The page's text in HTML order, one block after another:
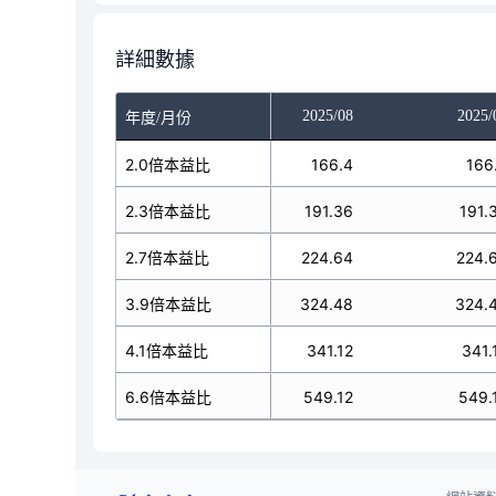
詳細數據
年度/月份
2025/07 2025/08 2025/
2.0倍本益比
2.3倍本益比
2.7倍本益比
3.9倍本益比
4.1倍本益比
6.6倍本益比
166.4 166.4
191.36 191.36
224.64 224.64
324.48 324.48
341.12 341.12
549.12 549.12